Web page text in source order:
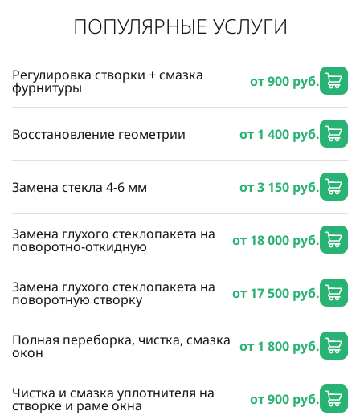
ПОПУЛЯРНЫЕ УСЛУГИ
Регулировка створки + смазка
фурнитуры от 900 руб.
Восстановление геометрии от 1 400 руб.
Замена стекла 4-6 мм от 3 150 руб.
Замена глухого стеклопакета на
поворотно-откидную от 18 000 руб.
Замена глухого стеклопакета на
поворотную створку от 17 500 руб.
Полная переборка, чистка, смазка
окон от 1 800 руб.
Чистка и смазка уплотнителя на
створке и раме окна от 900 руб.